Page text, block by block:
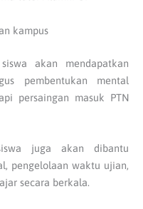
kampus
akan mendapatkan
pembentukan mental
persaingan masuk PTN
juga akan dibantu
pengelolaan waktu ujian,
secara berkala.